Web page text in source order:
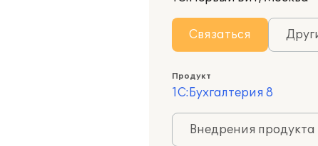
Связаться
Продукт
1С:Бухгалтерия 8
Внедрения